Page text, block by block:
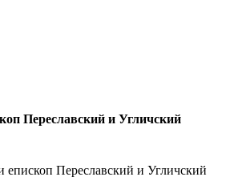
Переславский и Угличский
епископ Переславский и Угличский